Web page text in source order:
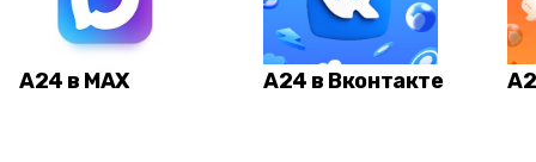
А24 в MAX А24 в Вконтакте